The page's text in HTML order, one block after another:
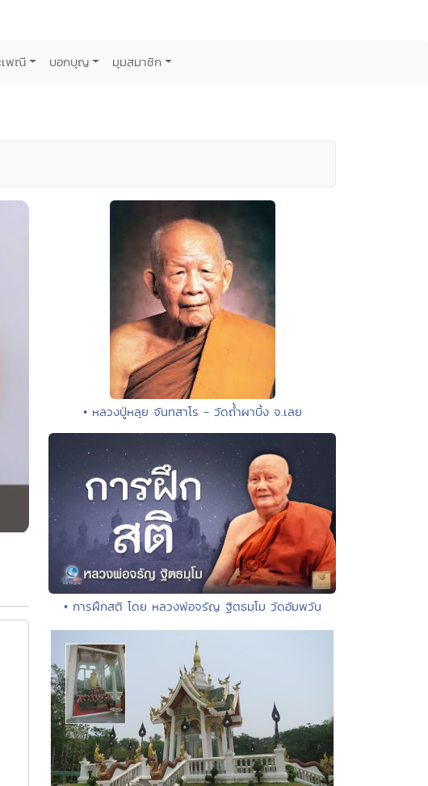
เพณี บอกบุญ มุมสมาชิก
• หลวงปู่หลุย จันทสาโร - วัดถ้ำผาบิ้ง จ.เลย
• การฝึกสติ โดย หลวงพ่อจรัญ ฐิตธมฺโม วัดอัมพวัน